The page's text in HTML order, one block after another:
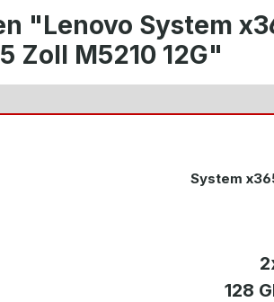
"Lenovo System
Zoll M5210 12G"
System
128